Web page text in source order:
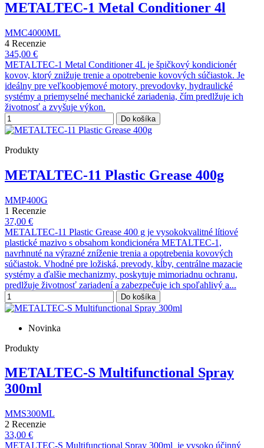
METALTEC-1 Metal Conditioner 4l
MMC4000ML
4 Recenzie
345,00 €
METALTEC-1 Metal Conditioner 4L je špičkový kondicionér
kovov, ktorý znižuje trenie a opotrebenie kovových súčiastok. Je
ideálny pre veľkoobjemové motory, prevodovky, hydraulické
systémy a priemyselné mechanické zariadenia, čím predlžuje ich
životnosť a zvyšuje výkon.
Do košíka
Produkty
METALTEC-11 Plastic Grease 400g
MMP400G
1 Recenzie
37,00 €
METALTEC-11 Plastic Grease 400 g je vysokokvalitné lítiové
plastické mazivo s obsahom kondicionéra METALTEC-1,
navrhnuté na výrazné zníženie trenia a opotrebenia kovových
súčiastok. Vhodné pre ložiská, prevody, kĺby, centrálne mazacie
systémy a ďalšie mechanizmy, poskytuje mimoriadnu ochranu,
predlžuje životnosť zariadení a zabezpečuje ich spoľahlivý a...
Do košíka
Novinka
Produkty
METALTEC-S Multifunctional Spray
300ml
MMS300ML
2 Recenzie
33,00 €
METALTEC-S Multifunctional Spray 300ml je vysoko účinný